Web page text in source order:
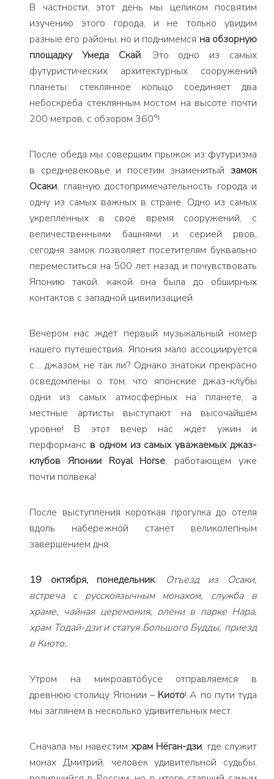
В частности, этот день мы целиком посвятим
изучению этого города, и не только увидим
разные его районы, но и поднимемся на обзорную
площадку Умеда Скай. Это одно из самых
футуристических архитектурных сооружений
планеты: стеклянное кольцо соединяет два
небоскрёба стеклянным мостом на высоте почти
200 метров, с обзором 360°!
После обеда мы совершим прыжок из футуризма
в средневековье и посетим знаменитый замок
Осаки, главную достопримечательность города и
одну из самых важных в стране. Одно из самых
укреплённых в своё время сооружений, с
величественными башнями и серией рвов,
сегодня замок позволяет посетителям буквально
переместиться на 500 лет назад и почувствовать
Японию такой, какой она была до обширных
контактов с западной цивилизацией.
Вечером нас ждёт первый музыкальный номер
нашего путешествия. Япония мало ассоциируется
с… джазом, не так ли? Однако знатоки прекрасно
осведомлены о том, что японские джаз-клубы
одни из самых атмосферных на планете, а
местные артисты выступают на высочайшем
уровне! В этот вечер нас ждёт ужин и
перформанс в одном из самых уважаемых джаз-
клубов Японии Royal Horse, работающем уже
почти полвека!
После выступления короткая прогулка до отеля
вдоль набережной станет великолепным
завершением дня.
19 октября, понедельник. Отъезд из Осаки,
встреча с русскоязычным монахом, служба в
храме, чайная церемония, олени в парке Нара,
храм Тодай-дзи и статуя Большого Будды, приезд
в Киото..
Утром на микроавтобусе отправляемся в
древнюю столицу Японии – Киото! А по пути туда
мы заглянем в несколько удивительных мест.
Сначала мы навестим храм Нёган-дзи, где служит
монах Дмитрий, человек удивительной судьбы,